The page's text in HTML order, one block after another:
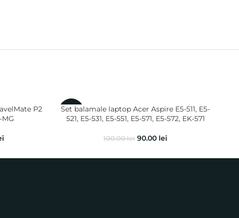
P2
MG
-10%
Set balamale laptop Acer Aspire E5-511, E5-
521, E5-531, E5-551, E5-571, E5-572, EK-571
100.00lei 90.00 lei